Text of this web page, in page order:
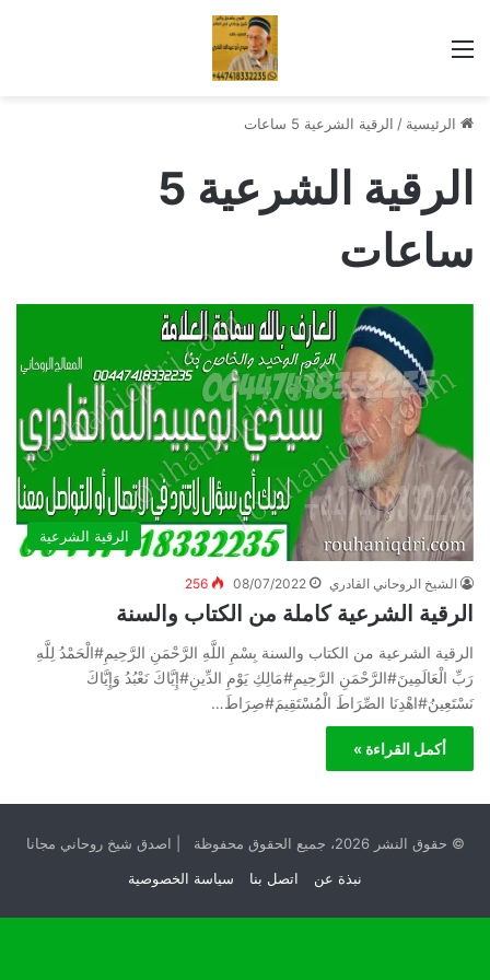
القائمة
الرئيسية / الرقية الشرعية 5 ساعات
الرقية الشرعية 5
ساعات
الرقية الشرعية
الشيخ الروحاني القادري 08/07/2022
256
الرقية الشرعية كاملة من الكتاب والسنة
الرقية الشرعية من الكتاب والسنة بِسْمِ اللَّهِ الرَّحْمَنِ الرَّحِيمِ#الْحَمْدُ لِلَّهِ
رَبِّ الْعَالَمِينَ#الرَّحْمَنِ الرَّحِيمِ#مَالِكِ يَوْمِ الدِّينِ#إِيَّاكَ نَعْبُدُ وَإِيَّاكَ
نَسْتَعِينُ#اهْدِنَا الصِّرَاطَ الْمُسْتَقِيمَ#صِرَاطَ…
أكمل القراءة »
© حقوق النشر 2026، جميع الحقوق محفوظة | اصدق شيخ روحاني مجانا
نبذة عن
اتصل بنا سياسة الخصوصية